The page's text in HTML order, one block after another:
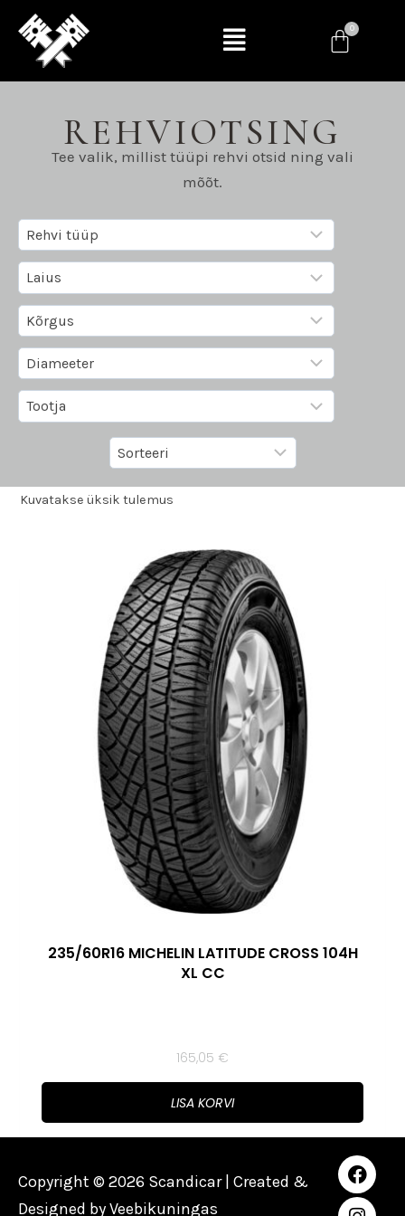
REHVIOTSING
Tee valik, millist tüüpi rehvi otsid ning vali
mõõt.
Kuvatakse üksik tulemus
235/60R16 MICHELIN LATITUDE CROSS 104H
XL CC
165,05 €
LISA KORVI
Copyright © 2026 Scandicar | Created &
Designed byVeebikuningas